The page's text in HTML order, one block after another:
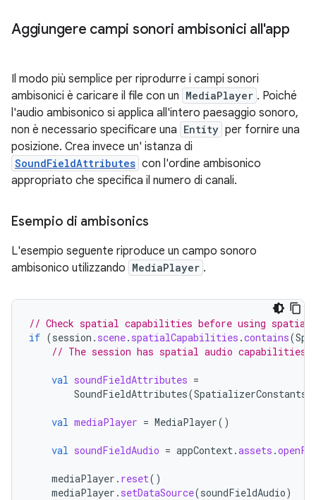
Aggiungere campi sonori ambisonici all'app
Il modo più semplice per riprodurre i campi sonori
ambisonici è caricare il file con un MediaPlayer . Poiché
l'audio ambisonico si applica all'intero paesaggio sonoro,
non è necessario specificare una Entity per fornire una
posizione. Crea invece un' istanza di
SoundFieldAttributes con l'ordine ambisonico
appropriato che specifica il numero di canali.
Esempio di ambisonics
L'esempio seguente riproduce un campo sonoro
ambisonico utilizzando MediaPlayer .
// Check spatial capabilities before using spatial
if (session . scene. spatialCapabilities .contains(
// The session has spatial audio capabilities
val soundFieldAttributes =
SoundFieldAttributes(SpatializerConstants
val mediaPlayer = MediaPlayer()
val soundFieldAudio = appContext.assets .openFd
mediaPlayer . reset()
mediaPlayer . setDataSource(soundFieldAudio)